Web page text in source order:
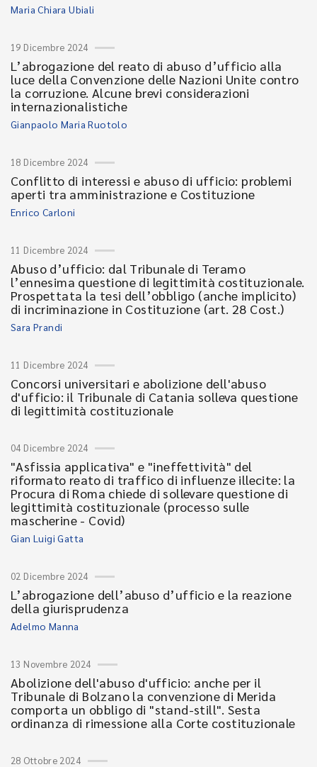
Maria Chiara Ubiali
19 Dicembre 2024
L’abrogazione del reato di abuso d’ufficio alla
luce della Convenzione delle Nazioni Unite contro
la corruzione. Alcune brevi considerazioni
internazionalistiche
Gianpaolo Maria Ruotolo
18 Dicembre 2024
Conflitto di interessi e abuso di ufficio: problemi
aperti tra amministrazione e Costituzione
Enrico Carloni
11 Dicembre 2024
Abuso d’ufficio: dal Tribunale di Teramo
l’ennesima questione di legittimità costituzionale.
Prospettata la tesi dell’obbligo (anche implicito)
di incriminazione in Costituzione (art. 28 Cost.)
Sara Prandi
11 Dicembre 2024
Concorsi universitari e abolizione dell'abuso
d'ufficio: il Tribunale di Catania solleva questione
di legittimità costituzionale
04 Dicembre 2024
"Asfissia applicativa" e "ineffettività" del
riformato reato di traffico di influenze illecite: la
Procura di Roma chiede di sollevare questione di
legittimità costituzionale (processo sulle
mascherine - Covid)
Gian Luigi Gatta
02 Dicembre 2024
L’abrogazione dell’abuso d’ufficio e la reazione
della giurisprudenza
Adelmo Manna
13 Novembre 2024
Abolizione dell'abuso d'ufficio: anche per il
Tribunale di Bolzano la convenzione di Merida
comporta un obbligo di "stand-still". Sesta
ordinanza di rimessione alla Corte costituzionale
28 Ottobre 2024